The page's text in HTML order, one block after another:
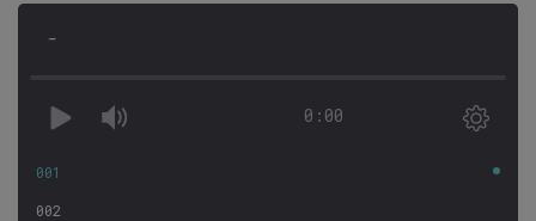
-
0:00
001
002